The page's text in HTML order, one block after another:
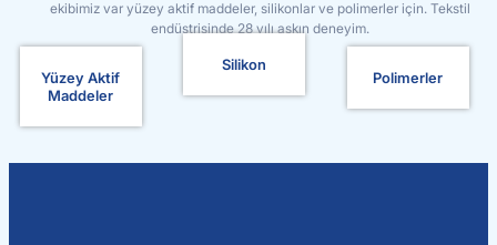
ekibimiz var yüzey aktif maddeler, silikonlar ve polimerler için. Tekstil
endüstrisinde 28 yılı aşkın deneyim.
Yüzey Aktif
Maddeler
Silikon
Polimerler